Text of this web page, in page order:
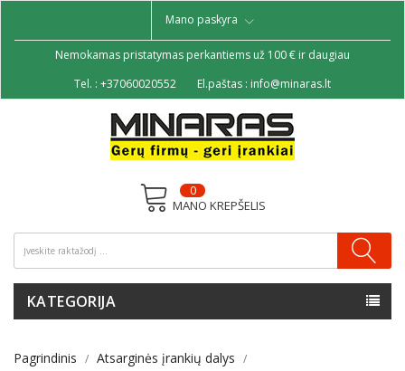
Mano paskyra
Nemokamas pristatymas perkantiems už 100 € ir daugiau
Tel. : +37060020552 El.paštas : info@minaras.lt
MANO KREPŠELIS
0
KATEGORIJA
Pagrindinis
Atsarginės įrankių dalys